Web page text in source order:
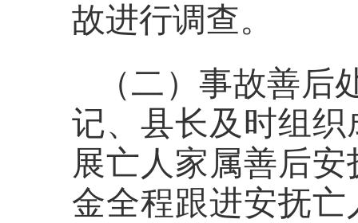
故进行调查。
（二）事故善后
记、县长及时组
展亡人家属善后
金全程跟进安抚